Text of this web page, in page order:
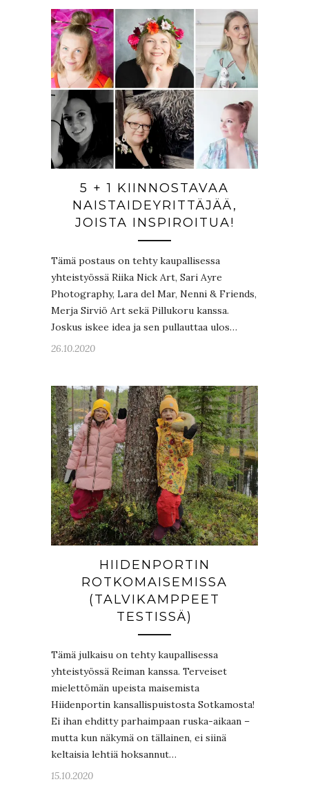
5 + 1 KIINNOSTAVAA
NAISTAIDEYRITTÄJÄÄ,
JOISTA INSPIROITUA!
Tämä postaus on tehty kaupallisessa
yhteistyössä Riika Nick Art, Sari Ayre
Photography, Lara del Mar, Nenni & Friends,
Merja Sirviö Art sekä Pillukoru kanssa.
Joskus iskee idea ja sen pullauttaa ulos…
26.10.2020
HIIDENPORTIN
ROTKOMAISEMISSA
(TALVIKAMPPEET
TESTISSÄ)
Tämä julkaisu on tehty kaupallisessa
yhteistyössä Reiman kanssa. Terveiset
mielettömän upeista maisemista
Hiidenportin kansallispuistosta Sotkamosta!
Ei ihan ehditty parhaimpaan ruska-aikaan –
mutta kun näkymä on tällainen, ei siinä
keltaisia lehtiä hoksannut…
15.10.2020